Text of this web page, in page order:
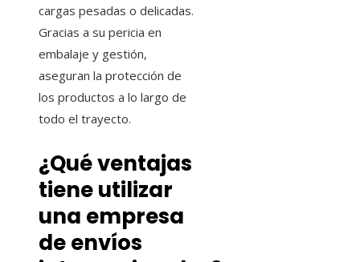
cargas pesadas o delicadas.
Gracias a su pericia en
embalaje y gestión,
aseguran la protección de
los productos a lo largo de
todo el trayecto.
¿Qué ventajas
tiene utilizar
una empresa
de envíos